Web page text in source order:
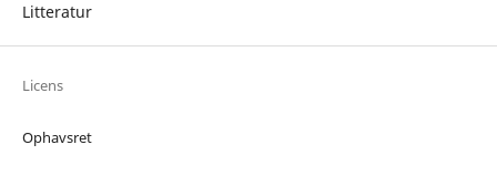
Litteratur
Licens
Ophavsret